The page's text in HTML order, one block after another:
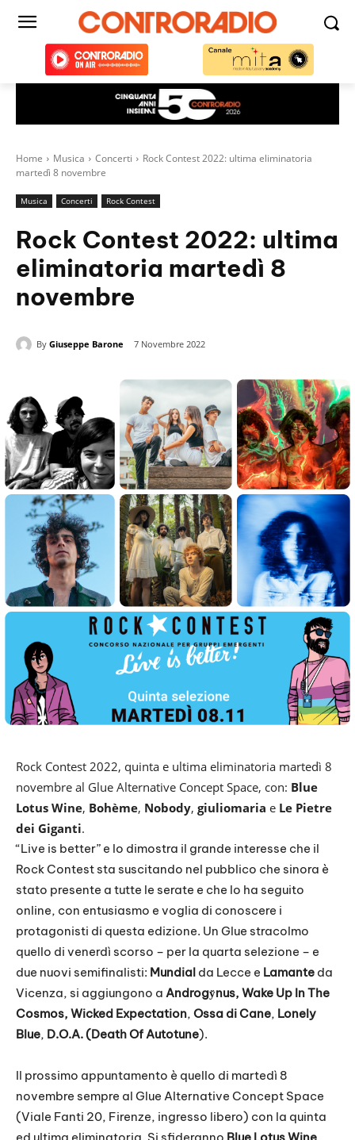
Home Musica Concerti
Rock Contest 2022: ultima eliminatoria
martedì 8 novembre
Musica Concerti Rock Contest
Rock Contest 2022: ultima
eliminatoria martedì 8
novembre
By Giuseppe Barone 7 Novembre 2022
Rock Contest 2022, quinta e ultima eliminatoria martedì 8
novembre al Glue Alternative Concept Space, con: Blue
Lotus Wine, Bohème, Nobody, giuliomaria e Le Pietre
dei Giganti.
“Live is better” e lo dimostra il grande interesse che il
Rock Contest sta suscitando nel pubblico che sinora è
stato presente a tutte le serate e che lo ha seguito
online, con entusiasmo e voglia di conoscere i
protagonisti di questa edizione. Un Glue stracolmo
quello di venerdì scorso – per la quarta selezione – e
due nuovi semifinalisti: Mundial da Lecce e Lamante da
Vicenza, si aggiungono a Androgy̆nus, Wake Up In The
Cosmos, Wicked Expectation, Ossa di Cane, Lonely
Blue, D.O.A. (Death Of Autotune).
Il prossimo appuntamento è quello di martedì 8
novembre sempre al Glue Alternative Concept Space
(Viale Fanti 20, Firenze, ingresso libero) con la quinta